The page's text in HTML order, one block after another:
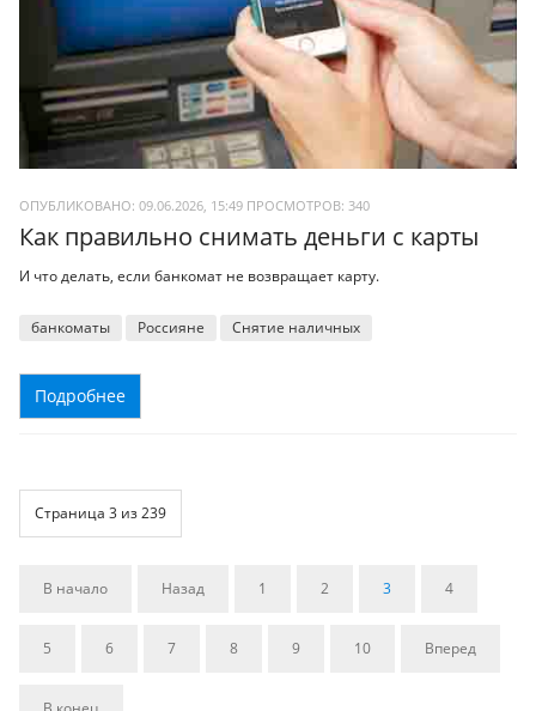
ОПУБЛИКОВАНО: 09.06.2026, 15:49 ПРОСМОТРОВ: 340
Как правильно снимать деньги с карты
И что делать, если банкомат не возвращает карту.
банкоматы Россияне Снятие наличных
Подробнее
Страница 3 из 239
В начало Назад 1 2 3 4
5 6 7 8 9 10 Вперед